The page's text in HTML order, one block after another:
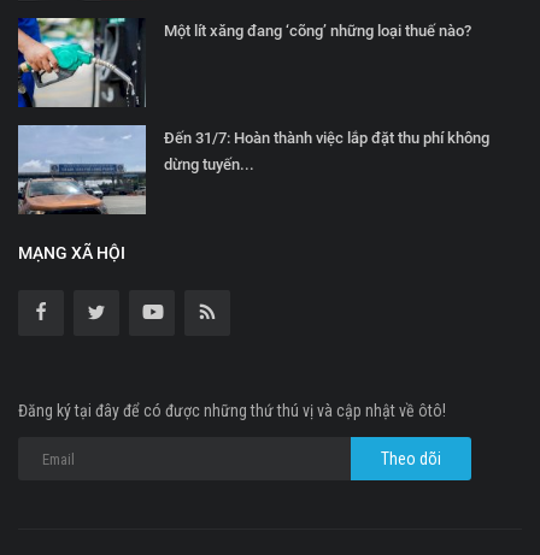
Một lít xăng đang ‘cõng’ những loại thuế nào?
Đến 31/7: Hoàn thành việc lắp đặt thu phí không
dừng tuyến...
MẠNG XÃ HỘI
Đăng ký tại đây để có được những thứ thú vị và cập nhật về ôtô!